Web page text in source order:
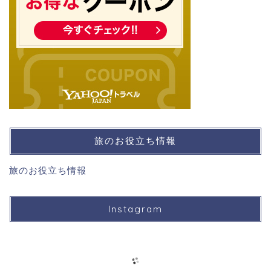
旅のお役立ち情報
旅のお役立ち情報
Instagram